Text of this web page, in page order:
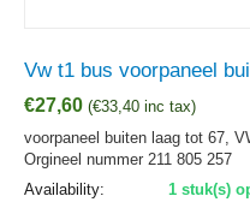
Vw t1 bus voorpaneel
€27,60 (€33,40 inc tax)
voorpaneel buiten laag tot 67,
Orgineel nummer 211 805 257
Availability:
1 stuk(s)